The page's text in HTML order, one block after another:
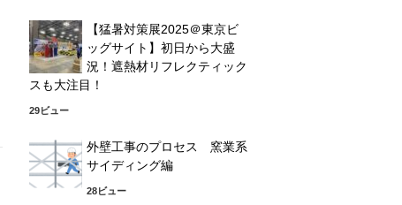
【猛暑対策展2025＠東京ビ
ッグサイト】初日から大盛
況！遮熱材リフレクティック
スも大注目！
29ビュー
外壁工事のプロセス 窯業系
サイディング編
28ビュー